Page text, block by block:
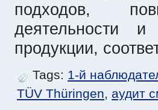
подходов,
деятельности и
продукции,
Tags: 1-й
TÜV Thüringen, аудит